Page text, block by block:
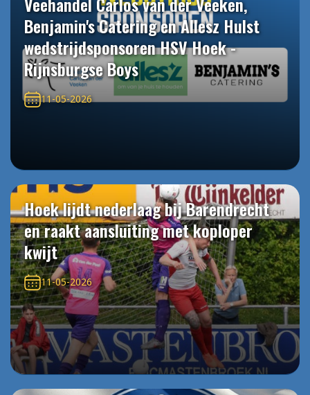
Benjamin's Catering en Allesz Hulst
wedstrijdsponsoren HSV Hoek -
Rijnsburgse Boys
11-05-2026
Hoek lijdt nederlaag bij Barendrecht
en raakt aansluiting met koploper
kwijt
11-05-2026